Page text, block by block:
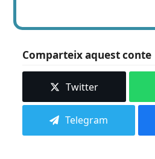
Comparteix aquest conte
Twitter
Telegram